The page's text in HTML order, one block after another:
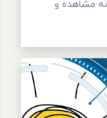
مشاهده و